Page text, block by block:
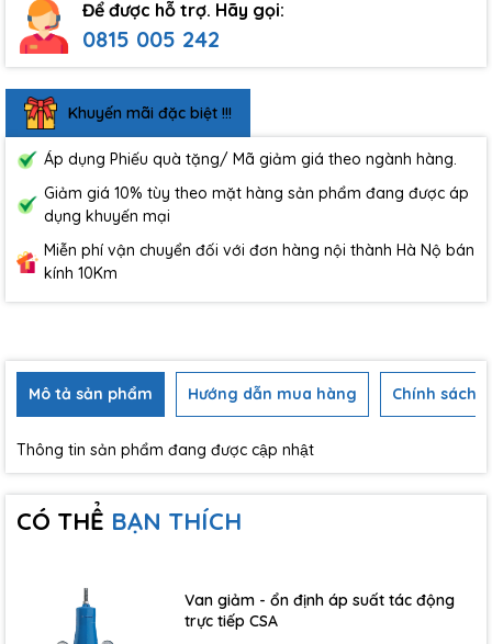
Để được hỗ trợ. Hãy gọi:
0815 005 242
Khuyến mãi đặc biệt !!!
Áp dụng Phiếu quà tặng/ Mã giảm giá theo ngành hàng.
Giảm giá 10% tùy theo mặt hàng sản phẩm đang được áp
dụng khuyến mại
Miễn phí vận chuyển đối với đơn hàng nội thành Hà Nộ bán
kính 10Km
Mô tả sản phẩm Hướng dẫn mua hàng Chính sách
Thông tin sản phẩm đang được cập nhật
CÓ THỂ BẠN THÍCH
Van giảm - ổn định áp suất tác động
trực tiếp CSA